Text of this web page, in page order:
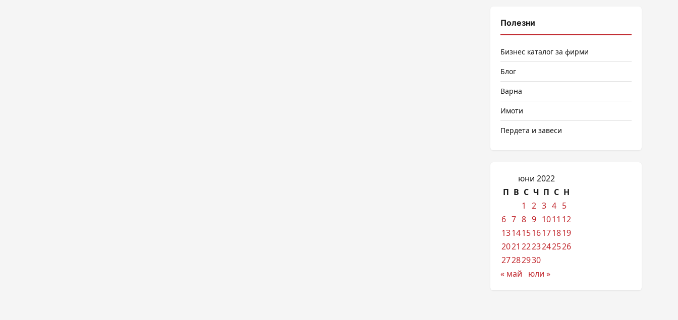
Полезни
Бизнес каталог за фирми
Блог
Варна
Имоти
Пердета и завеси
юни 2022
П В С Ч П С Н
1
2 3 4 5
6 7 8 9 1011 12
13141516171819
2021 2223242526
27282930
« май
юли »